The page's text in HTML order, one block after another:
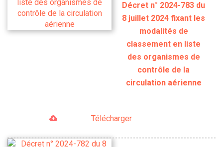
Décret n° 2024-783 du
8 juillet 2024 fixant les
modalités de
classement en liste
des organismes de
contrôle de la
circulation aérienne
Télécharger